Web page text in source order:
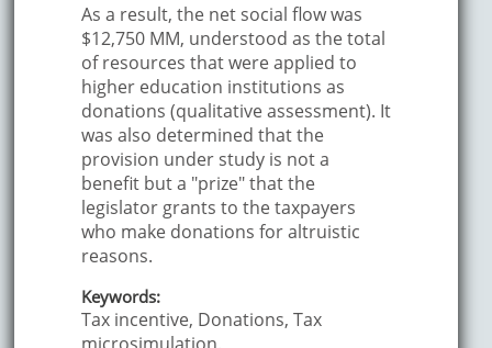
As a result, the net social flow was
$12,750 MM, understood as the total
of resources that were applied to
higher education institutions as
donations (qualitative assessment). It
was also determined that the
provision under study is not a
benefit but a "prize" that the
legislator grants to the taxpayers
who make donations for altruistic
reasons.
Keywords:
Tax incentive, Donations, Tax